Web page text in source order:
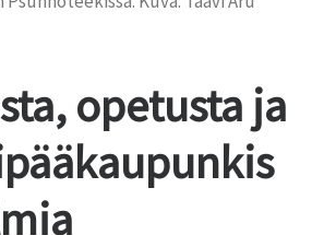
opetusta ja